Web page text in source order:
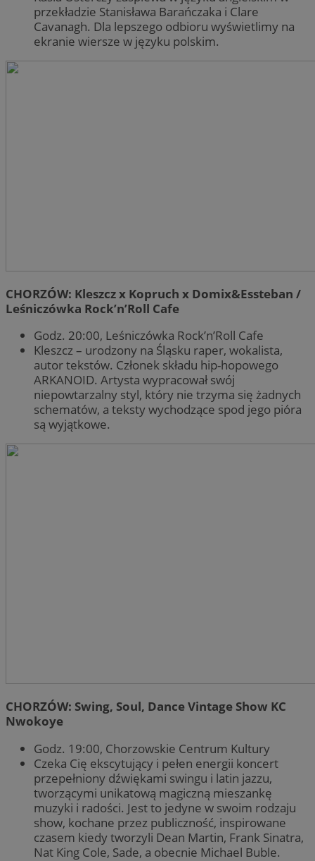
przekładzie Stanisława Barańczaka i Clare
Cavanagh. Dla lepszego odbioru wyświetlimy na
ekranie wiersze w języku polskim.
CHORZÓW: Kleszcz x Kopruch x Domix&Essteban /
Leśniczówka Rock’n’Roll Cafe
Godz. 20:00, Leśniczówka Rock’n’Roll Cafe
Kleszcz – urodzony na Śląsku raper, wokalista,
autor tekstów. Członek składu hip-hopowego
ARKANOID. Artysta wypracował swój
niepowtarzalny styl, który nie trzyma się żadnych
schematów, a teksty wychodzące spod jego pióra
są wyjątkowe.
CHORZÓW: Swing, Soul, Dance Vintage Show KC
Nwokoye
Godz. 19:00, Chorzowskie Centrum Kultury
Czeka Cię ekscytujący i pełen energii koncert
przepełniony dźwiękami swingu i latin jazzu,
tworzącymi unikatową magiczną mieszankę
muzyki i radości. Jest to jedyne w swoim rodzaju
show, kochane przez publiczność, inspirowane
czasem kiedy tworzyli Dean Martin, Frank Sinatra,
Nat King Cole, Sade, a obecnie Michael Buble.